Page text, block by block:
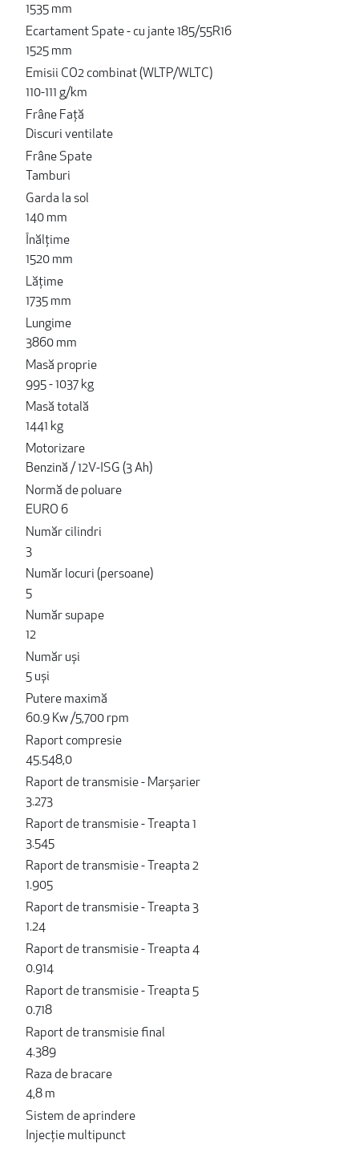
1535 mm
Ecartament Spate - cu jante 185/55R16
1525 mm
Emisii CO2 combinat (WLTP/WLTC)
110-111 g/km
Frâne Față
Discuri ventilate
Frâne Spate
Tamburi
Garda la sol
140 mm
Înălțime
1520 mm
Lățime
1735 mm
Lungime
3860 mm
Masă proprie
995 - 1037 kg
Masă totală
1441 kg
Motorizare
Benzină / 12V-ISG (3 Ah)
Normă de poluare
EURO 6
Număr cilindri
3
Număr locuri (persoane)
5
Număr supape
12
Număr uși
5 uși
Putere maximă
60.9 Kw /5,700 rpm
Raport compresie
45.548,0
Raport de transmisie - Marșarier
3.273
Raport de transmisie - Treapta 1
3.545
Raport de transmisie - Treapta 2
1.905
Raport de transmisie - Treapta 3
1.24
Raport de transmisie - Treapta 4
0.914
Raport de transmisie - Treapta 5
0.718
Raport de transmisie final
4.389
Raza de bracare
4,8 m
Sistem de aprindere
Injecție multipunct